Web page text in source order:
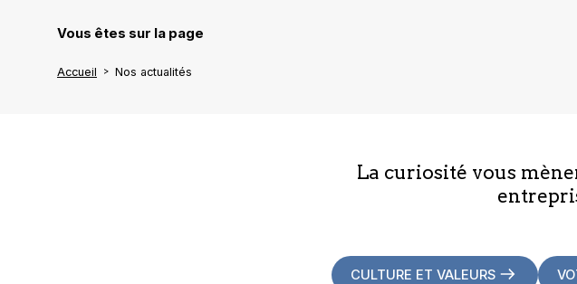
Vous êtes sur la page
Accueil Nos actualités
La curiosité vous
CULTURE ET VALEURS